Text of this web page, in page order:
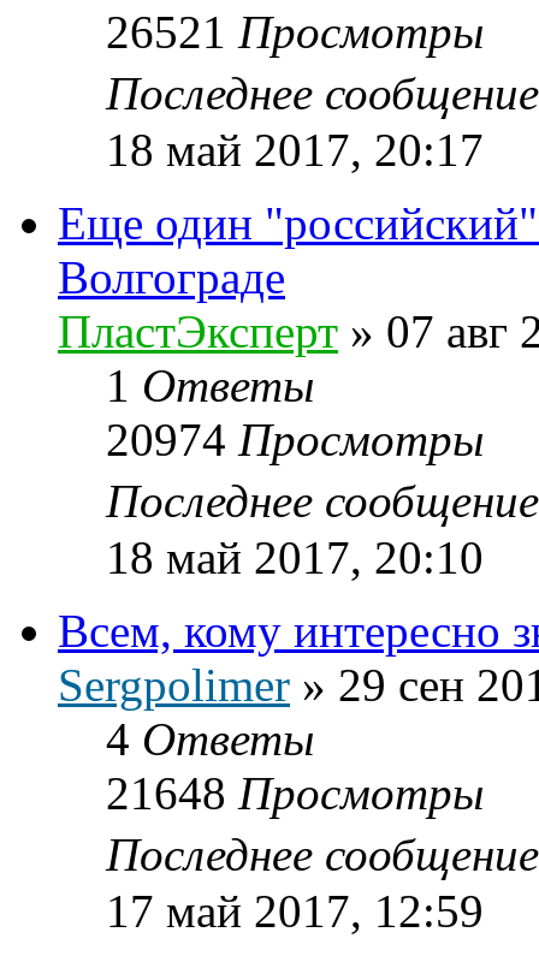
26521 Просмотры
Последнее
18 май 2017, 20:17
Еще один
Волгограде
ПластЭксперт » 07 авг
1 Ответы
20974 Просмотры
Последнее
18 май 2017, 20:10
Всем, кому интересно
Sergpolimer » 29 сен
4 Ответы
21648 Просмотры
Последнее
17 май 2017, 12:59